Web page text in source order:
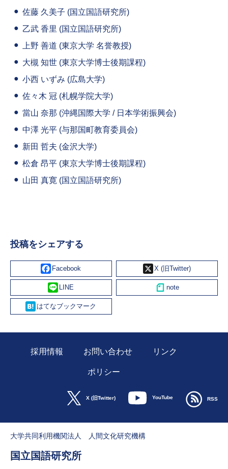
佐藤 久美子 (国立国語研究所)
乙武 香里 (国立国語研究所)
上野 善道 (東京大学 名誉教授)
大槻 知世 (東京大学博士後期課程)
小西 いずみ (広島大学)
佐々木 冠 (札幌学院大学)
當山 奈那 (沖縄国際大学 / 日本学術振興会)
中澤 光平 (与那国町教育委員会)
新田 哲夫 (金沢大学)
松倉 昂平 (東京大学博士後期課程)
山田 真寛 (国立国語研究所)
投稿をシェアする
Facebook X
Line
Hatena
採用情報 お問い合わせ リンク
ポリシー
X (旧Twitter) YouTube RSS
大学共同利用機関法人 人間文化研究機構
国立国語研究所